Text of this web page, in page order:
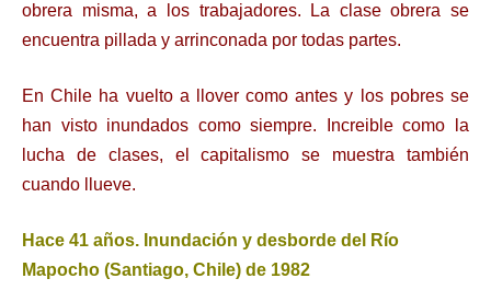
obrera misma, a los trabajadores. La clase obrera se
encuentra pillada y arrinconada por todas partes.
En Chile ha vuelto a llover como antes y los pobres se
han visto inundados como siempre. Increible como la
lucha de clases, el capitalismo se muestra también
cuando llueve.
Hace 41 años. Inundación y desborde del Río
Mapocho (Santiago, Chile) de 1982